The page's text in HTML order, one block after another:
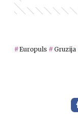
Europuls Gruzija